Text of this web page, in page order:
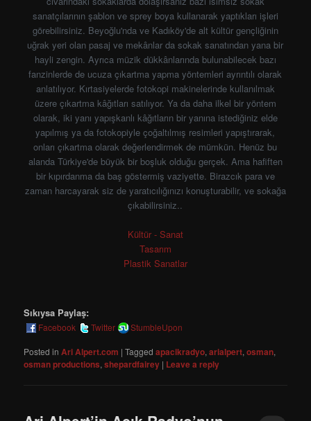
sanatçılarının şablon ve sprey boya kullanarak yaptıkları işleri
görebilirsiniz. Beyoğlu'nda ve Kadıköy'de alt kültür gençliğinin
uğrak yeri olan pasaj ve mekânlar da sokak sanatından yana bir
hayli zengin. Ayrıca müzik dükkânlarında bulunabilecek bazı
fanzinlerde de ucuza çıkartma yapma yöntemleri ayrıntılı olarak
anlatılıyor. Kırtasiyelerde fotokopi makinelerinde kullanılmak
üzere çıkartma kâğıtları satılıyor. Ya da daha ilkel bir yöntem
olarak, iki yanı yapışkanlı kâğıtların bir yanına istediğiniz elde
yapılmış ya da fotokopiyle çoğaltılmış resimleri yapıştırarak,
onları çıkartma olarak değerlendirmek de mümkün. Henüz bu
alanda Türkiye'de büyük bir boşluk olduğu gerçek. Ama hafiften
bir kıpırdanma da baş göstermiş vaziyette. Birazcık para ve
zaman harcayarak siz de yaratıcılığınızı konuşturabilir, ve sokağa
çıkabilirsiniz..
Kültür - Sanat
Tasarım
Plastik Sanatlar
Sıkıysa Paylaş:
Facebook Twitter StumbleUpon
Posted in Ari Alpert.com |Tagged apacikradyo,arialpert,osman,
osman productions,shepardfairey | Leave a reply